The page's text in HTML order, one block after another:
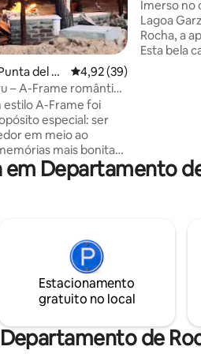
del Di
4,92 de uma avaliação
4,92 (39)
– A-Frame romântica
estilo A-Frame foi
especial: ser
em meio ao
mais bonitas
paradisíaca, a
únicos que
você para sempre.
— a natureza ao
cabana, e o silêncio
Imerso no
Lagoa
Rocha, a
Esta bela
trilhas
Departamento
Estacionamento
gratuito no local
de